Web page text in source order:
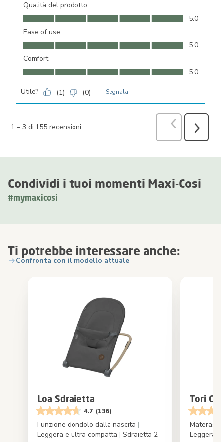
Condividi i tuoi momenti Maxi-Cosi
#mymaxicosi
Ti potrebbe interessare anche:
Confronta con il modello attuale
Loa Sdraietta
4.7 (136)
Funzione dondolo dalla nascita |
Leggera e ultra compatta | Sdraietta 2
Tori
Leggera
Qualità del prodotto
Qualità del prodotto, 5.0 su 5
5.0
Ease of use
Ease of use, 5.0 su 5
5.0
Comfort
Comfort, 5.0 su 5
5.0
Utile? (1) (0) Segnala
1 – 3 di 155 recensioni Precedente